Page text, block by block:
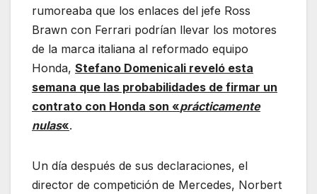
rumoreaba que los enlaces del jefe Ross
Brawn con Ferrari podrían llevar los motores
de la marca italiana al reformado equipo
Honda, Stefano Domenicali reveló esta
semana que las probabilidades de firmar un
contrato con Honda son «prácticamente
nulas«.
Un día después de sus declaraciones, el
director de competición de Mercedes, Norbert